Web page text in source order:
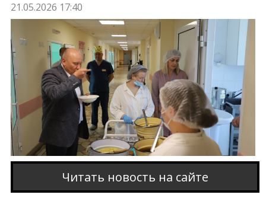
21.05.2026 17:40
Читать новость на сайте